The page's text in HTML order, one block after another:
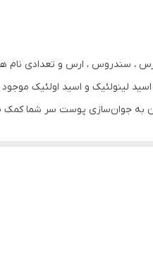
، سندروس ، ارس و تعدادی نام
لینولئیک و اسید اولئیک
به جوان‌سازی پوست سر شما کمک